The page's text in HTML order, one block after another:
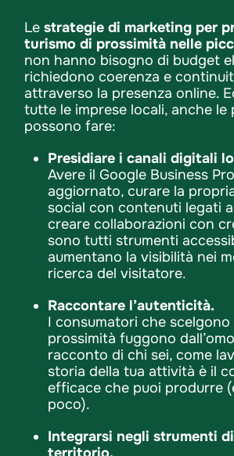
Lestrategie di marketing per
turismo di prossimità nelle
non hanno bisogno di budget
richiedono coerenza e
attraverso la presenza online.
tutte le imprese locali, anche le
possono fare:
Presidiare i canali digitali
Avere il Google Business
aggiornato, curare la
social con contenuti legati
creare collaborazioni con
sono tutti strumenti
aumentano la visibilità nei
ricerca del visitatore.
Raccontare l’autenticità.
I consumatori che scelgono
prossimità fuggono
racconto di chi sei, come
storia della tua attività è il
efficace che puoi produrre
poco).
Integrarsi negli strumenti